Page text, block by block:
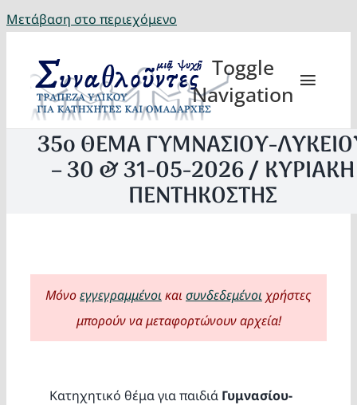
Μετάβαση στο περιεχόμενο
Toggle
Navigation
35ο ΘΕΜΑ ΓΥΜΝΑΣΙΟΥ-
– 30 & 31-05-2026 / ΚΥΡΙΑΚΗ
ΠΕΝΤΗΚΟΣΤΗΣ
Μόνοεγγεγραμμένοικαισυνδεδεμένοι χρήστες
μπορούν να μεταφορτώνουν αρχεία!
Κατηχητικό θέμα για παιδιάΓυμνασίου-